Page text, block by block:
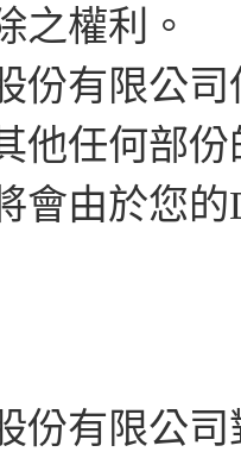
之權利。
有限公司
他任何部
會由於您
有限公司